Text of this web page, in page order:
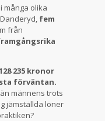
många olika
fem
från
235 kronor
förväntan.
männens trots
jämställda löner